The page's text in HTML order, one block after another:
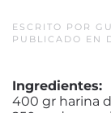
ESCRITO POR
PUBLICADO EN
Ingredientes:
400 gr harina